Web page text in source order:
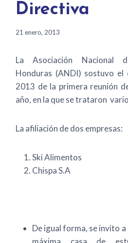
Directiva
21 enero, 2013
La Asociación Nacional
Honduras (ANDI) sostuvo el
2013 de la primera reunión
año, en la que se trataron
La afiliación de dos empresas:
Ski Alimentos
Chispa S.A
De igual forma, se invito